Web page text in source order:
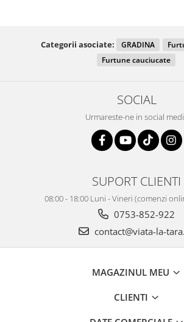
Categorii asociate: GRADINA
Furtune cauciucate
SOCIAL
Urmareste-ne in social
SUPORT CLIENTI
08:00 - 18:00 Luni - Vineri (comenzi
0753-852-922
contact@viata-la-
MAGAZINUL MEU
CLIENTI